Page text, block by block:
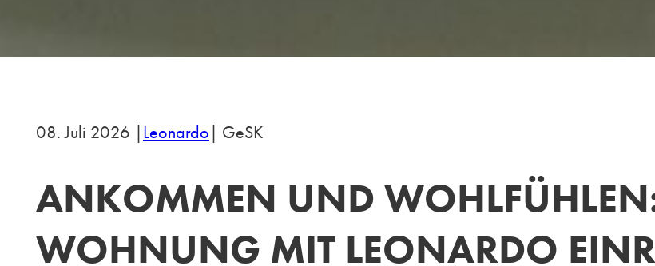
08. Juli 2026 |Leonardo| GeSK
ANKOMMEN UND WOHLFÜHLEN:
WOHNUNG MIT LEONARDO